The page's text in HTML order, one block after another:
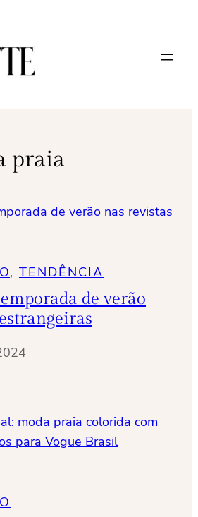
praia
, TENDÊNCIA
de verão